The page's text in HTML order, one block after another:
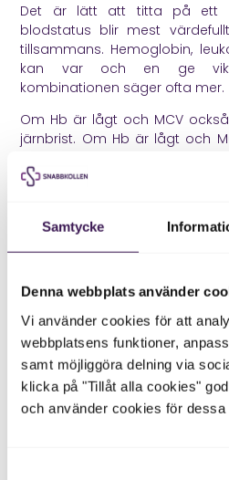
Samtycke
Denna webbplats använder
Vi använder cookies för att
webbplatsens funktioner,
samt möjliggöra delning via
klicka på "Tillåt alla cookies"
och använder cookies för dessa
Det är lätt att titta på ett
blodstatus blir mest
tillsammans. Hemoglobin,
kan var och en ge
kombinationen säger ofta mer.
Om Hb är lågt och MCV
järnbrist. Om Hb är lågt och
höga samtidigt som CRP är
leukocyter avviker behöver
mer noggrant.
Underlaget betonar att
att alla värden ses i sitt
avvikelser inte alltid
kombinationer av mönster kan
Vanliga orsaker
blodstatus